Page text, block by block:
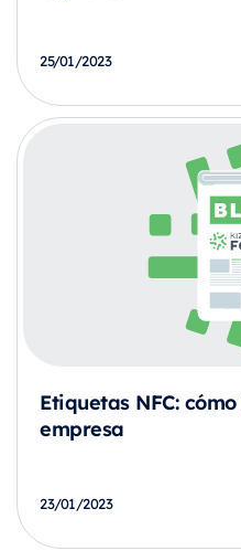
25/01/2023
Etiquetas NFC:
empresa
23/01/2023